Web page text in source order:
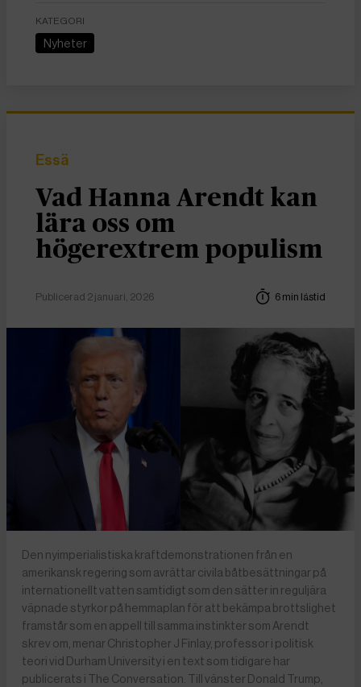
KATEGORI
Nyheter
Essä
Vad Hanna Arendt kan
lära oss om
högerextrem populism
Publicerad 2 januari, 2026 6 min lästid
Den nyimperialistiska kraftdemonstrationen från en
amerikansk regering som avrättar civila båtbesättningar på
internationellt vatten samtidigt som den sätter in reguljära
väpnade styrkor på hemmaplan för att bekämpa brottslighet
framstår som en appell till samma instinkter som Arendt
skrev om, menar Christopher J Finlay, professor i politisk
teori vid Durham University i en text som tidigare har
publicerats i The Conversation. Till vänster Donald Trump,